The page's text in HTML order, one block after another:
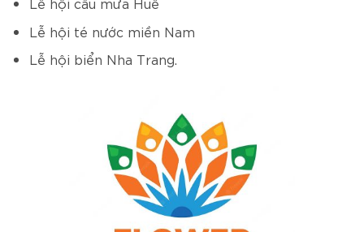
Lễ hội té nước miền Nam
Lễ hội biển Nha Trang.